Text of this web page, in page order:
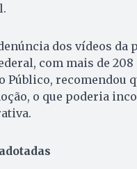
dos vídeos
com mais de
recomendou
o que poderia